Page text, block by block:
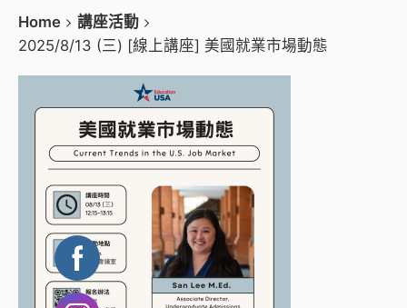
Home
講座活動
2025/8/13 (三) [線上講座] 美國就業市場動態